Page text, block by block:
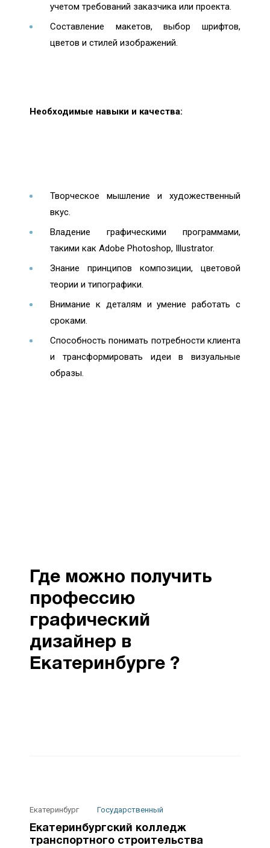
учетом требований заказчика или проекта.
Составление макетов, выбор шрифтов,
цветов и стилей изображений.
Необходимые навыки и качества:
Творческое мышление и художественный
вкус.
Владение графическими программами,
такими как Adobe Photoshop, Illustrator.
Знание принципов композиции, цветовой
теории и типографики.
Внимание к деталям и умение работать с
сроками.
Способность понимать потребности клиента
и трансформировать идеи в визуальные
образы.
Где можно получить
профессию
графический
дизайнер в
Екатеринбурге ?
Екатеринбург Государственный
Екатеринбургский колледж
транспортного строительства